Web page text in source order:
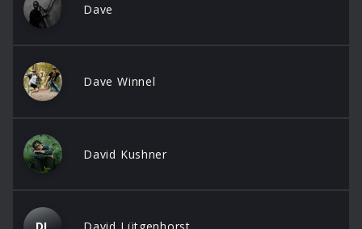
Dave
Dave Winnel
David Kushner